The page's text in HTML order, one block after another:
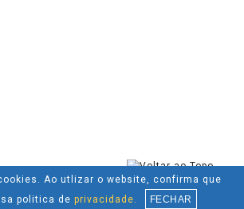
Ao utlizar o website, confirma que
politica de privacidade. FECHAR